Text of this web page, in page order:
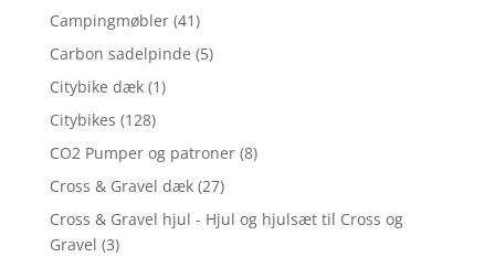
Campingmøbler (41)
Carbon sadelpinde (5)
Citybike dæk (1)
Citybikes (128)
CO2 Pumper og patroner (8)
Cross & Gravel dæk (27)
Cross & Gravel hjul - Hjul og hjulsæt til Cross og
Gravel (3)